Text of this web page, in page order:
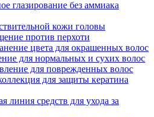
глазирование без аммиака
кожи головы
против перхоти
цвета для окрашенных волос
для нормальных и сухих волос
для поврежденных волос
для защиты кератина
линия средств для ухода за